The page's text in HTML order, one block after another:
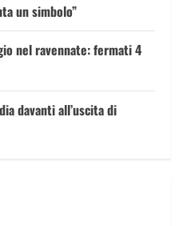
un simbolo”
nel ravennate: fermati 4
davanti all’uscita di